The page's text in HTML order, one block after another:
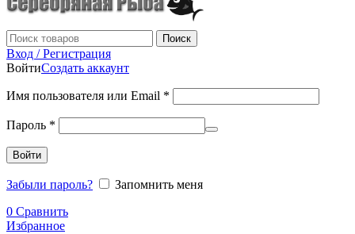
Поиск
Вход / Регистрация
ВойтиСоздать аккаунт
Имя пользователя или Email *
Пароль *
Войти
Забыли пароль?
Запомнить меня
0 Сравнить
Избранное